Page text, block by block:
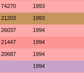
74270 1993
21203 1993
26037 1994
21447 1994
20687 1994
1994